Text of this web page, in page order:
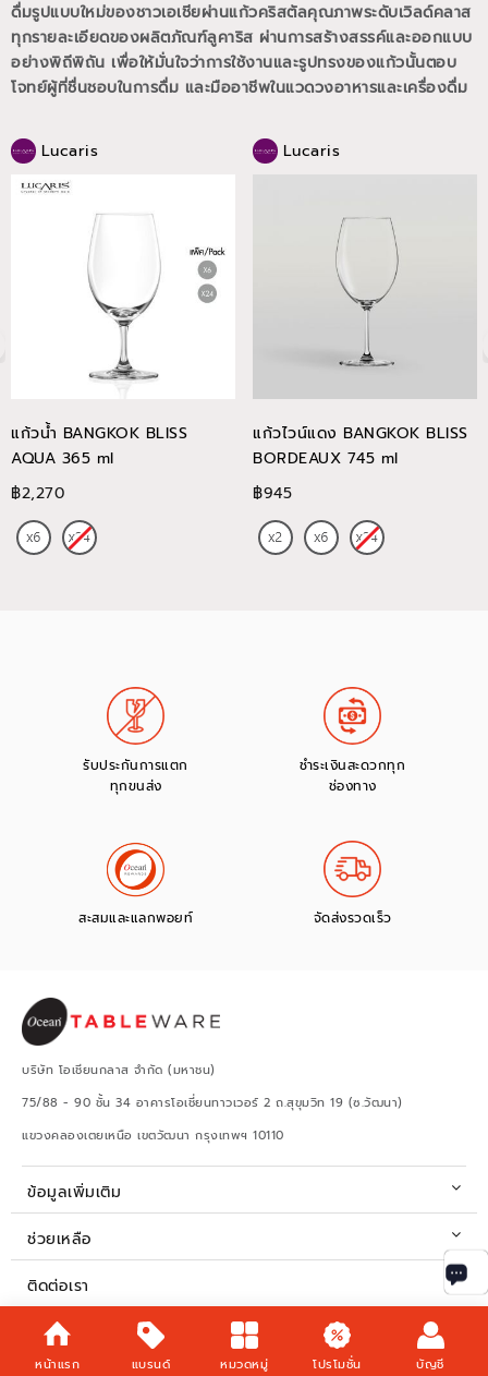
หน้าแรก แบรนด์ หมวดหมู่ โปรโมชั่น บัญชี
ดื่มรูปแบบใหม่ของชาวเอเชียผ่านแก้วคริสตัลคุณภาพระดับเวิลด์คลาส
ทุกรายละเอียดของผลิตภัณฑ์ลูคาริส ผ่านการสร้างสรรค์และออกแบบ
อย่างพิถีพิถัน เพื่อให้มั่นใจว่าการใช้งานและรูปทรงของแก้วนั้นตอบ
โจทย์ผู้ที่ชื่นชอบในการดื่ม และมืออาชีพในแวดวงอาหารและเครื่องดื่ม
Lucaris
แก้วน้ำ BANGKOK BLISS
AQUA 365 ml
฿2,270
Lucaris
แก้วไวน์แดง BANGKOK BLISS
BORDEAUX 745 ml
฿945
รับประกันการแตก
ทุกขนส่ง
ชำระเงินสะดวกทุก
ช่องทาง
สะสมและแลกพอยท์ จัดส่งรวดเร็ว
บริษัท โอเชียนกลาส จำกัด (มหาชน)
75/88 - 90 ชั้น 34 อาคารโอเชี่ยนทาวเวอร์ 2 ถ.สุขุมวิท 19 (ซ.วัฒนา)
แขวงคลองเตยเหนือ เขตวัฒนา กรุงเทพฯ 10110
ข้อมูลเพิ่มเติม
ช่วยเหลือ
ติดต่อเรา
เวลาทำการ